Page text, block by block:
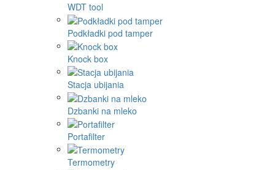
WDT tool
Podkładki pod tamper
Knock box
Stacja ubijania
Dzbanki na mleko
Portafilter
Termometry